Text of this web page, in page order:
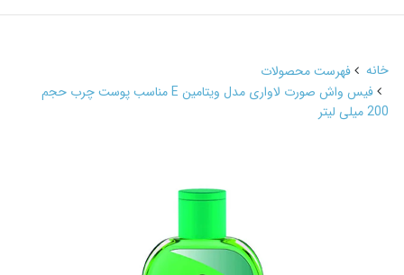
خانه
فهرست محصولات
فیس واش صورت لاواری مدل ویتامین E مناسب پوست چرب حجم
200 میلی لیتر